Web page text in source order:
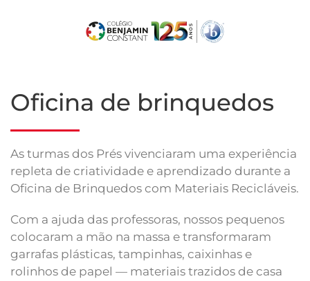
content
Oficina de brinquedos
As turmas dos Prés vivenciaram uma experiência
repleta de criatividade e aprendizado durante a
Oficina de Brinquedos com Materiais Recicláveis.
Com a ajuda das professoras, nossos pequenos
colocaram a mão na massa e transformaram
garrafas plásticas, tampinhas, caixinhas e
rolinhos de papel — materiais trazidos de casa